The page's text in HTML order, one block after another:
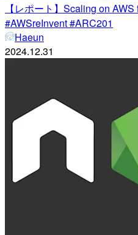
【レポート】Scaling on
#AWSreInvent #ARC201
Haeun
2024.12.31